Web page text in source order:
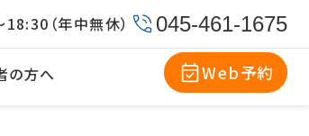
（年中無休） 045-461-1675
の方へ Web予約